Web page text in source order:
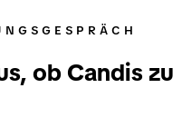
ob Candis zu